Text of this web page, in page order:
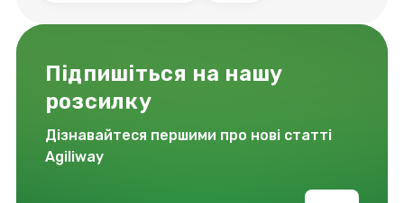
Підпишіться на нашу
розсилку
Дізнавайтеся першими про нові статті
Agiliway